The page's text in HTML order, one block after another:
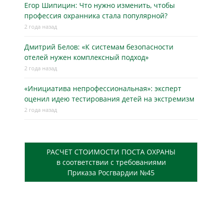
Егор Шипицин: Что нужно изменить, чтобы
профессия охранника стала популярной?
2 года назад
Дмитрий Белов: «К системам безопасности
отелей нужен комплексный подход»
2 года назад
«Инициатива непрофессиональная»: эксперт
оценил идею тестирования детей на экстремизм
2 года назад
РАСЧЕТ СТОИМОСТИ ПОСТА ОХРАНЫ
в соответствии с требованиями
Приказа Росгвардии №45